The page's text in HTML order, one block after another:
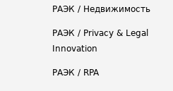
РАЭК / Недвижимость
РАЭК / Privacy & Legal
Innovation
РАЭК / RPA